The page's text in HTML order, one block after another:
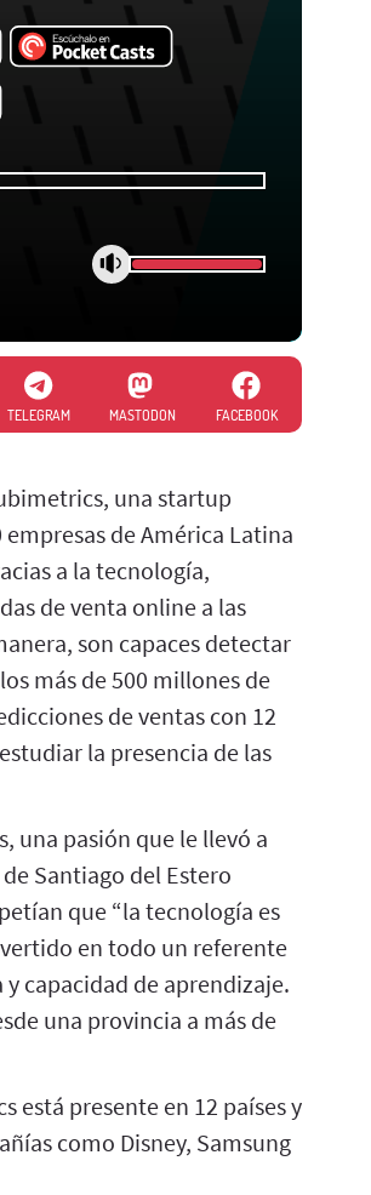
TELEGRAM MASTODON FACEBOOK
una startup
de América Latina
a la tecnología,
de venta online a las
son capaces detectar
más de 500 millones de
de ventas con 12
la presencia de las
una pasión que le llevó a
Santiago del Estero
que “la tecnología es
en todo un referente
capacidad de aprendizaje.
una provincia a más de
está presente en 12 países y
como Disney, Samsung